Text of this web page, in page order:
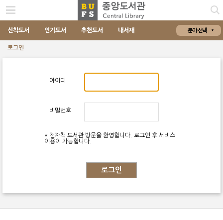
신착도서 인기도서 추천도서 내서재 분야 선택
로그인
아이디
비밀번호
* 전자책 도서관 방문을 환영합니다. 로그인 후 서비스
이용이 가능합니다.
로그인